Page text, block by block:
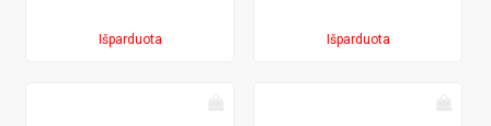
Išparduota Išparduota